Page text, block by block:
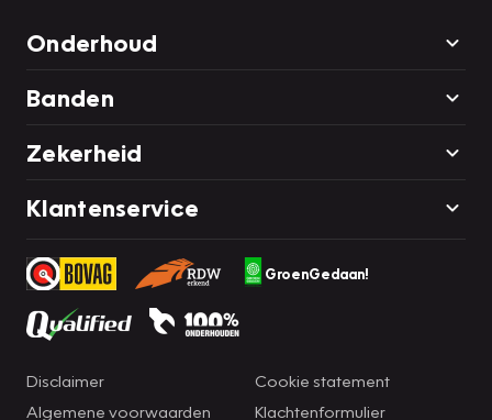
Onderhoud
Banden
Zekerheid
Klantenservice
GroenGedaan!
Disclaimer
Algemene voorwaarden
Cookie statement
Klachtenformulier